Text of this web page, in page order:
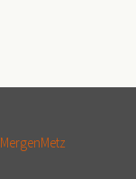
MergenMetz